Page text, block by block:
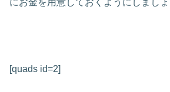
にお金を用意しておくようにしましょ
[quads id=2]